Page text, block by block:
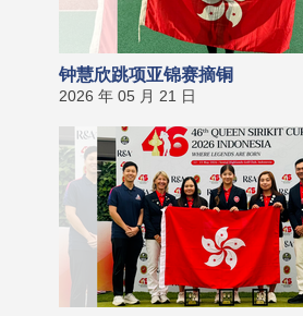
钟慧欣跳项亚锦赛摘铜
2026 年 05 月 21 日